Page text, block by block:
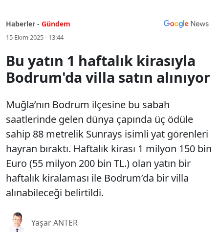
Haberler - Gündem
15 Ekim 2025 - 13:44
Bu yatın 1 haftalık kirasıyla
Bodrum'da villa satın alınıyor
Muğla’nın Bodrum ilçesine bu sabah
saatlerinde gelen dünya çapında üç ödüle
sahip 88 metrelik Sunrays isimli yat görenleri
hayran bıraktı. Haftalık kirası 1 milyon 150 bin
Euro (55 milyon 200 bin TL.) olan yatın bir
haftalık kiralaması ile Bodrum’da bir villa
alınabileceği belirtildi.
Yaşar ANTER